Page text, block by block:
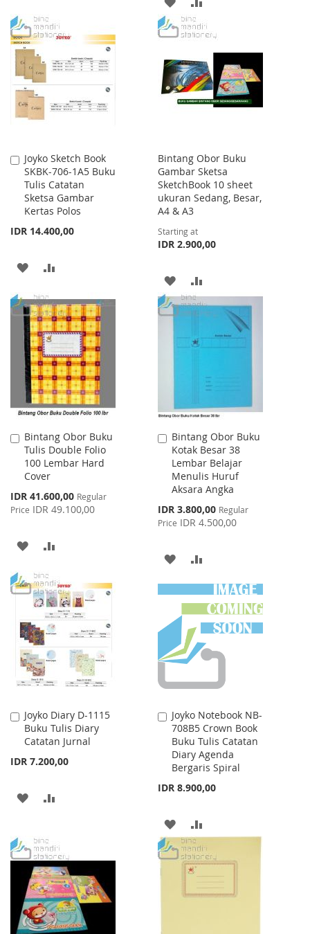
WISH
LIST
COMPARE
TO
LIST
TO
COMPARE
Joyko Sketch Book
SKBK-706-1A5 Buku
Tulis Catatan
Sketsa Gambar
Kertas Polos
IDR 14.400,00
Add
to
Cart
ADD
WISH
LIST
COMPARE
Bintang Obor Buku
Gambar Sketsa
SketchBook 10 sheet
ukuran Sedang, Besar,
A4 & A3
Starting at
IDR 2.900,00
ADD
TO
TO
COMPARE
Bintang Obor Buku
Tulis Double Folio
100 Lembar Hard
Cover
Special
Price
IDR 41.600,00 Regular
Price IDR 49.100,00
Add
to
Cart
ADD
WISH
LIST
COMPARE
Bintang Obor Buku
Kotak Besar 38
Lembar Belajar
Menulis Huruf
Aksara Angka
Special
Price
IDR 3.800,00 Regular
Price IDR 4.500,00
Add
to
Cart
ADD
TO
WISH
LIST
TO
COMPARE
Joyko Diary D-1115
Buku Tulis Diary
Catatan Jurnal
IDR 7.200,00
Add
to
Cart
ADD
WISH
LIST
COMPARE
Joyko Notebook NB-
708B5 Crown Book
Buku Tulis Catatan
Diary Agenda
Bergaris Spiral
IDR 8.900,00
Add
to
Cart
ADD
TO
WISH
LIST
TO